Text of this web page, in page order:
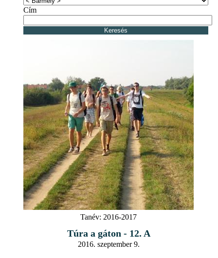
Cím
Tanév: 2016-2017
Túra a gáton - 12. A
2016. szeptember 9.